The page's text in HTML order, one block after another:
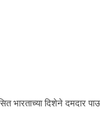
भारताच्या दिशेने दमदार